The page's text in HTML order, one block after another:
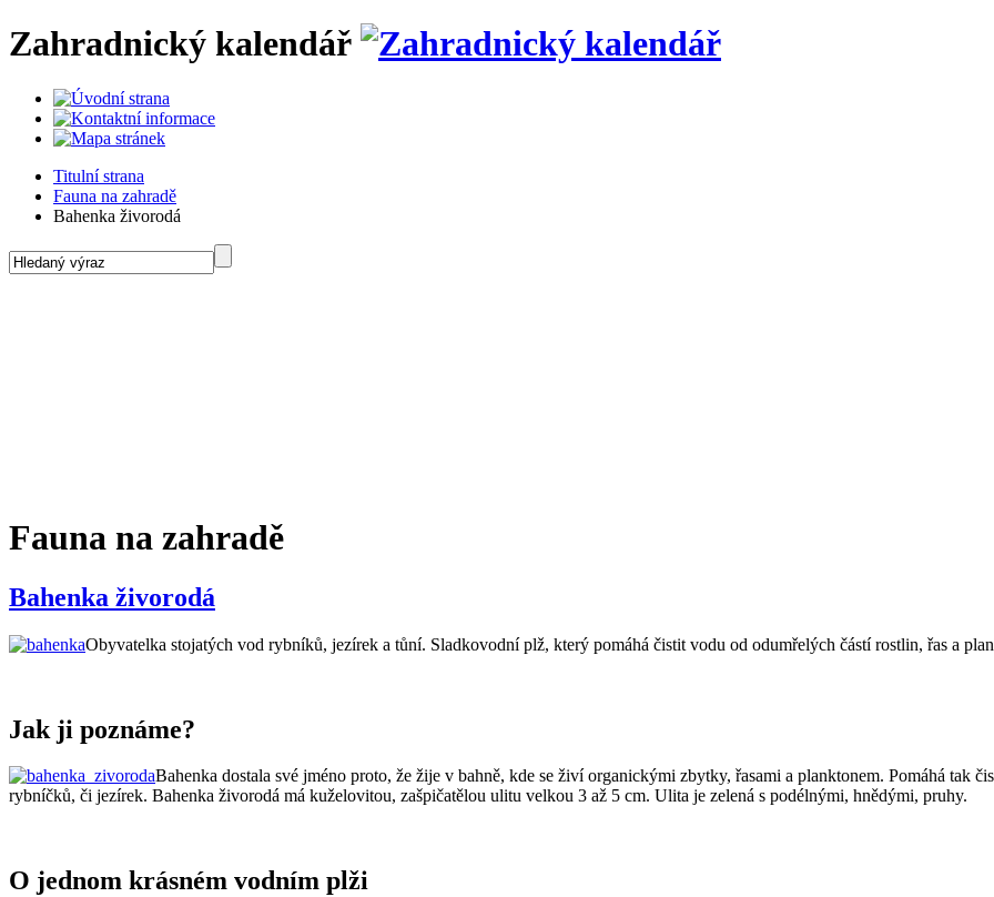
Zahradnický kalendář
Titulní strana
Fauna na zahradě
Bahenka živorodá
Fauna na zahradě
Bahenka živorodá
Obyvatelka stojatých vod rybníků, jezírek a tůní. Sladkovodní plž, který pomáhá čistit vodu od odumřelých částí rostlin, řas a
Jak ji poznáme?
Bahenka dostala své jméno proto, že žije v bahně, kde se živí organickými zbytky, řasami a planktonem. Pomáhá tak
rybníčků, či jezírek. Bahenka živorodá má kuželovitou, zašpičatělou ulitu velkou 3 až 5 cm. Ulita je zelená s podélnými, hnědými, pruhy.
O jednom krásném vodním plži